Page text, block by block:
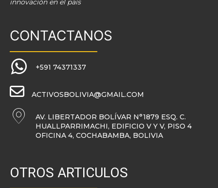
innovación en el país
CONTACTANOS
+591 74371337
ACTIVOSBOLIVIA@GMAIL.COM
AV. LIBERTADOR BOLÍVAR N°1879 ESQ. C.
HUALLPARRIMACHI, EDIFICIO V Y V, PISO 4
OFICINA 4, COCHABAMBA, BOLIVIA
OTROS ARTICULOS